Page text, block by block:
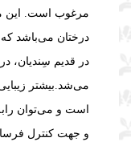
مرغوب است. این
درختان می‌باشد که
در قدیم سِندیان،
می‌شد.بیشتر
است و می‌توان
و جهت کنترل